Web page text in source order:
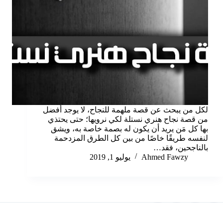
لكل من يبحث عن قصة ملهمة للنجاح، لا يوجد أفضل
من قصة نجاح هنري نستلة لكي نرويها؛ حتى يحتذي
بها كل مَن يريد أن يكون له بصمة خاصة به، ويشق
لنفسه طريقًا خاصًا من بين كل الطرق المزدحمة
بالناجحين، فقد…
Ahmed Fawzy
يوليو 1, 2019